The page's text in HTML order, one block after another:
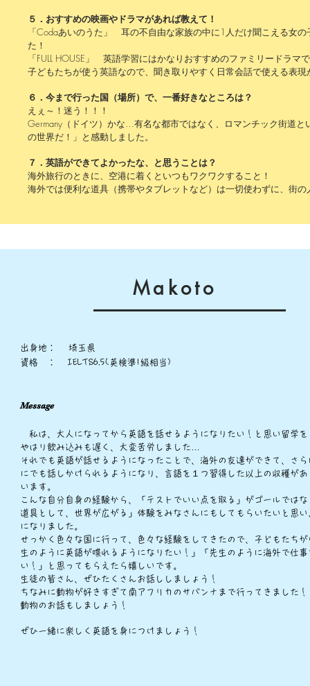
５．おすすめの映画やドラマがあれば教えて！
「Codaあいのうた」 耳の不自由な家族の中に1人だけ聞こえる女
た！
「FULL HOUSE」
英語学習にはかなりおすすめのファミリードラマ
子どもたちが使う英語なので、聞き取りやすく日常会話で使える表
６．今まで行った国（場所）で、一番好きなところは？
えぇ～！迷う！！！
Germany（ドイツ）かな…有名な都市ではなく、ロマンチック街道
の世界だ！」と感動しました。
７．英語ができてよかったな、と思うことは？
海外旅行のときに、空港に着くといつもワクワクすること！
海外では便利な道具（携帯やタブレットなど）は一切使わずに、街
５．おすすめの映画やドラマがあれば教えて！
「Codaあいのうた」 耳の不自由な家族の中に1人だけ聞こえる女
た！
「FULL HOUSE」
英語学習にはかなりおすすめのファミリードラマ
子どもたちが使う英語なので、聞き取りやすく日常会話で使える表
６．今まで行った国（場所）で、一番好きなところは？
えぇ～！迷う！！！
Germany（ドイツ）かな…有名な都市ではなく、ロマンチック街道
の世界だ！」と感動しました。
７．英語ができてよかったな、と思うことは？
海外旅行のときに、空港に着くといつもワクワクすること！
海外では便利な道具（携帯やタブレットなど）は一切使わずに、街
Makoto
出身地： 埼玉県
資格 ：
IELTS6.5(英検準1級相当)
Message
私は、大人になってから英語を話せるようになりたい！と思い留学
やはり飲み込みも遅く、大変苦労しました…
それでも英語が話せるようになったことで、海外の友達ができて、さ
にでも話しかけられるようになり、言語を１つ習得した以上の収穫が
います。
こんな自分自身の経験から、「テストでいい点を取る」がゴールでは
道具として、世界が広がる」体験をみなさんにもしてもらいたいと思
になりました。
せっかく色々な国に行って、色々な経験をしてきたので、子どもたち
生のように英語が喋れるようになりたい！」「先生のように海外で仕
い！」と思ってもらえたら嬉しいです。
生徒の皆さん、ぜひたくさんお話ししましょう！
ちなみに動物が好きすぎて南アフリカのサバンナまで行ってきました！
動物のお話もしましょう！
ぜひ一緒に楽しく英語を身につけましょう！